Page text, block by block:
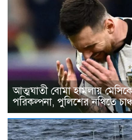
আত্মঘাতী বোমা হামলায়
পরিকল্পনা, পুলিশের নথিতে